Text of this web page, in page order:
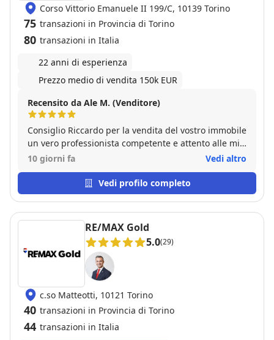
Corso Vittorio Emanuele II 199/C, 10139 Torino
75 transazioni in Provincia di Torino
80 transazioni in Italia
22 anni di esperienza
Prezzo medio di vendita 150k EUR
Recensito da Ale M. (Venditore)
Consiglio Riccardo per la vendita del vostro immobile
un vero professionista competente e attento alle mie
esigenze.
10 giorni fa Vedi altro
Vedi profilo completo
RE/MAX Gold
5.0(29)
c.so Matteotti, 10121 Torino
40 transazioni in Provincia di Torino
44 transazioni in Italia